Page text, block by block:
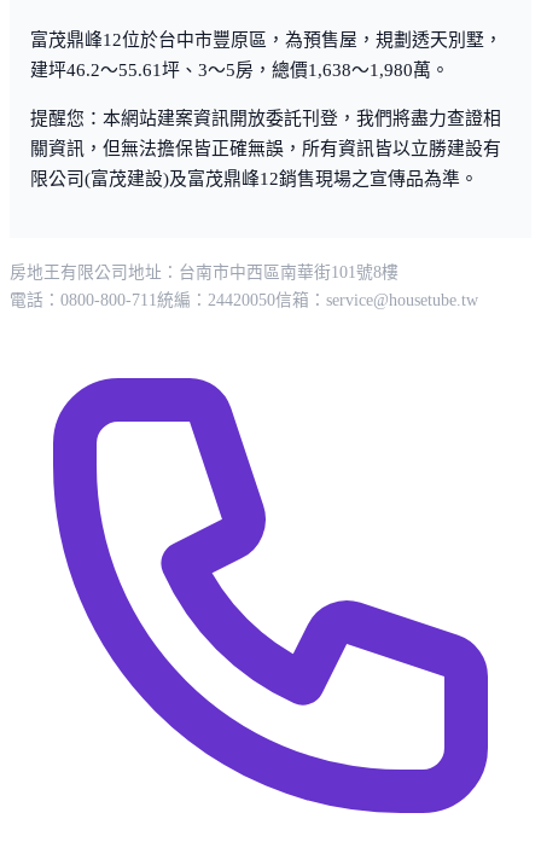
富茂鼎峰12位於台中市豐原區，為預售屋，規劃透天別墅，
建坪46.2～55.61坪、3～5房，總價1,638～1,980萬。
提醒您：本網站建案資訊開放委託刊登，我們將盡力查證相
關資訊，但無法擔保皆正確無誤，所有資訊皆以立勝建設有
限公司(富茂建設)及富茂鼎峰12銷售現場之宣傳品為準。
房地王有限公司 地址：台南市中西區南華街101號8樓
電話：0800-800-711 統編：24420050信箱： service@housetube.tw